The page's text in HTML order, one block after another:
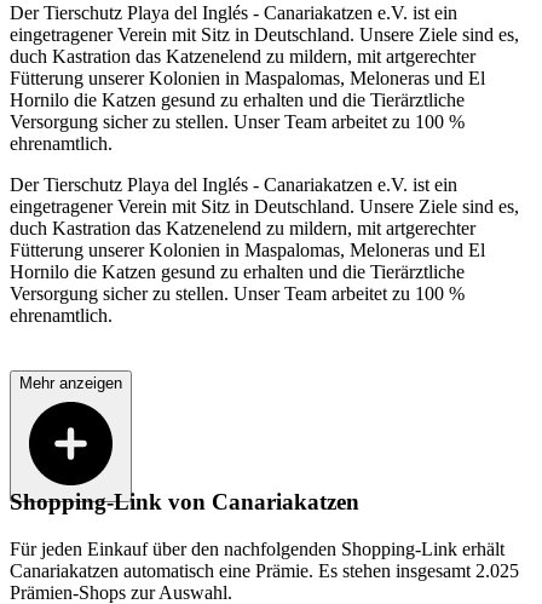
Der Tierschutz Playa del Inglés - Canariakatzen e.V. ist ein
eingetragener Verein mit Sitz in Deutschland. Unsere Ziele sind es,
duch Kastration das Katzenelend zu mildern, mit artgerechter
Fütterung unserer Kolonien in Maspalomas, Meloneras und El
Hornilo die Katzen gesund zu erhalten und die Tierärztliche
Versorgung sicher zu stellen. Unser Team arbeitet zu 100 %
ehrenamtlich.
Der Tierschutz Playa del Inglés - Canariakatzen e.V. ist ein
eingetragener Verein mit Sitz in Deutschland. Unsere Ziele sind es,
duch Kastration das Katzenelend zu mildern, mit artgerechter
Fütterung unserer Kolonien in Maspalomas, Meloneras und El
Hornilo die Katzen gesund zu erhalten und die Tierärztliche
Versorgung sicher zu stellen. Unser Team arbeitet zu 100 %
ehrenamtlich.
Mehr anzeigen
Shopping-Link von Canariakatzen
Für jeden Einkauf über den nachfolgenden Shopping-Link erhält
Canariakatzen automatisch eine Prämie. Es stehen insgesamt 2.025
Prämien-Shops zur Auswahl.